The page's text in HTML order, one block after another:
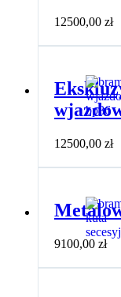
12500,00 zł
12500,00 zł
9100,00 zł